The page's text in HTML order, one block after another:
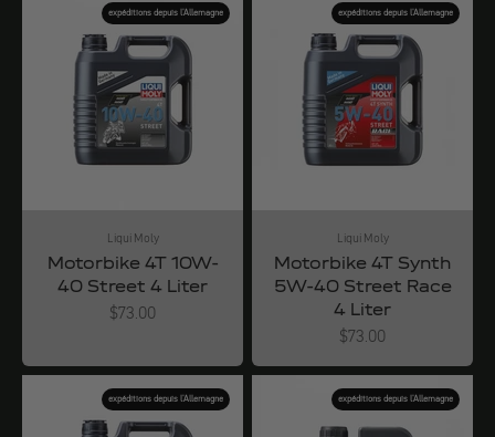
expéditions depuis l'Allemagne
Liqui Moly
Motorbike 4T 10W-
40 Street 4 Liter
Angebot
$73.00
expéditions depuis l'Allemagne
Liqui Moly
Motorbike 4T Synth
5W-40 Street Race
4 Liter
Angebot
$73.00
expéditions depuis l'Allemagne expéditions depuis l'Allemagne